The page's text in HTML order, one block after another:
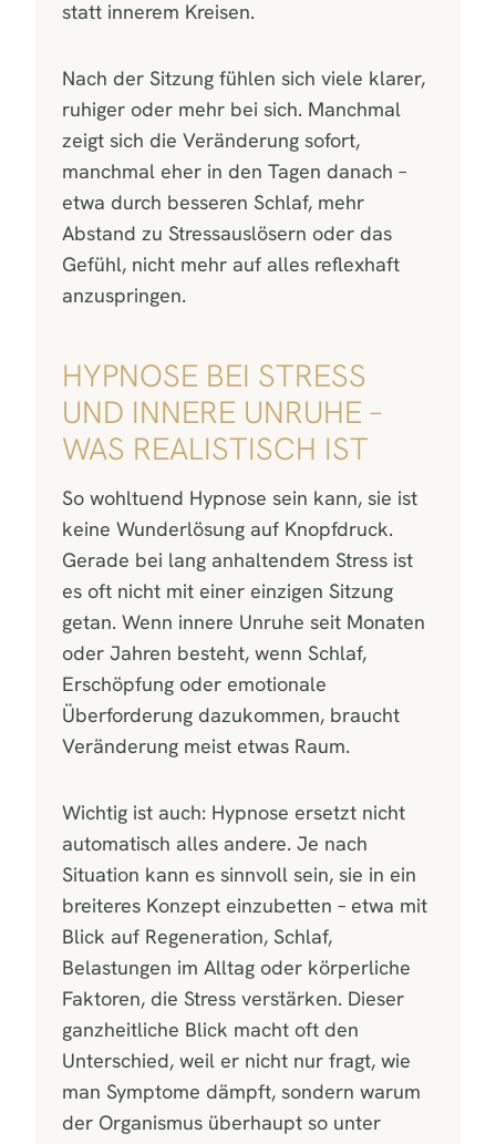
statt innerem Kreisen.
Nach der Sitzung fühlen sich viele klarer,
ruhiger oder mehr bei sich. Manchmal
zeigt sich die Veränderung sofort,
manchmal eher in den Tagen danach –
etwa durch besseren Schlaf, mehr
Abstand zu Stressauslösern oder das
Gefühl, nicht mehr auf alles reflexhaft
anzuspringen.
HYPNOSE BEI STRESS
UND INNERE UNRUHE –
WAS REALISTISCH IST
So wohltuend Hypnose sein kann, sie ist
keine Wunderlösung auf Knopfdruck.
Gerade bei lang anhaltendem Stress ist
es oft nicht mit einer einzigen Sitzung
getan. Wenn innere Unruhe seit Monaten
oder Jahren besteht, wenn Schlaf,
Erschöpfung oder emotionale
Überforderung dazukommen, braucht
Veränderung meist etwas Raum.
Wichtig ist auch: Hypnose ersetzt nicht
automatisch alles andere. Je nach
Situation kann es sinnvoll sein, sie in ein
breiteres Konzept einzubetten – etwa mit
Blick auf Regeneration, Schlaf,
Belastungen im Alltag oder körperliche
Faktoren, die Stress verstärken. Dieser
ganzheitliche Blick macht oft den
Unterschied, weil er nicht nur fragt, wie
man Symptome dämpft, sondern warum
der Organismus überhaupt so unter